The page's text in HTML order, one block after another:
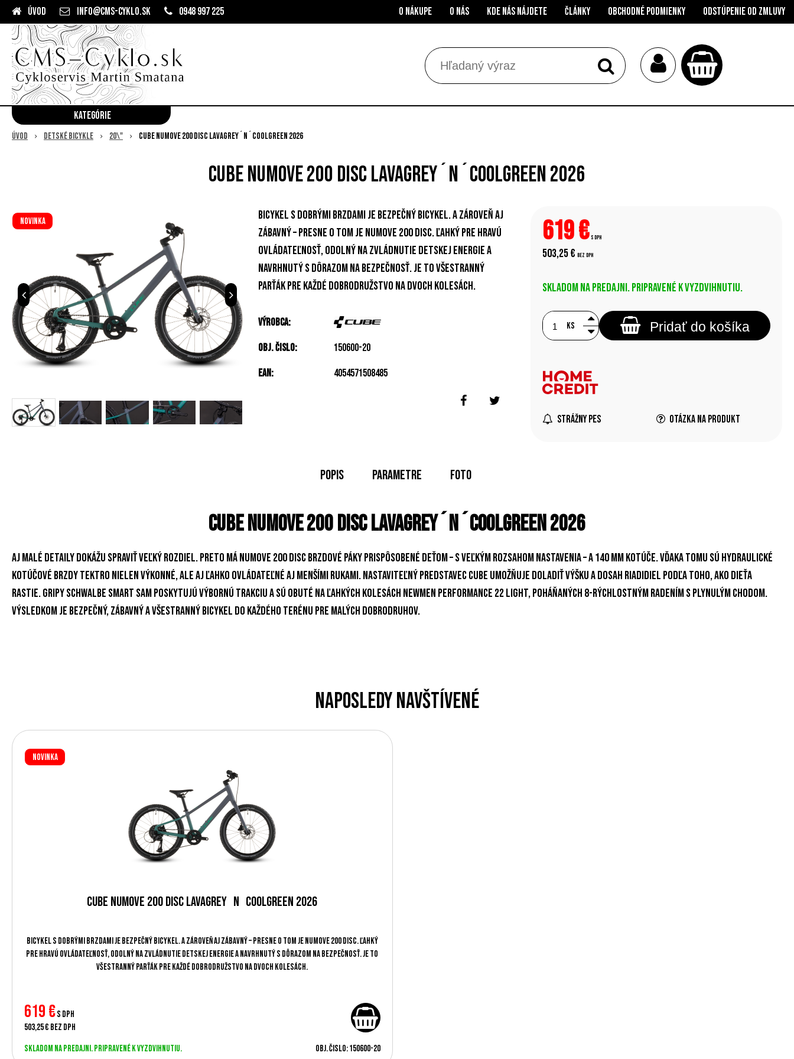
Úvod info@cms-cyklo.sk 0948 997 225 O nákupe O nás Kde nás nájdete Články Obchodné podmienky Odstúpenie od zmluvy
Úvod Detské bicykle 20\" Cube Numove 200 Disc lavagrey´n´coolgreen 2026
Cube Numove 200 Disc lavagrey´n´coolgreen 2026
Novinka 619€ s DPH
503,25 € bez DPH
Skladom na predajni. Pripravené k vyzdvihnutiu.
ks Pridať do košíka
Strážny pes Otázka na produkt
Bicykel s dobrými brzdami je bezpečný bicykel. A zároveň aj
zábavný – presne o tom je Numove 200 Disc. Ľahký pre hravú
ovládateľnosť, odolný na zvládnutie detskej energie a
navrhnutý s dôrazom na bezpečnosť. Je to všestranný
parťák pre každé dobrodružstvo na dvoch kolesách.
Výrobca:
Obj. čislo: 150600-20
EAN: 4054571508485
Popis Parametre Foto
Cube Numove 200 Disc lavagrey´n´coolgreen 2026
Aj malé detaily dokážu spraviť veľký rozdiel. Preto má Numove 200 Disc brzdové páky prispôsobené deťom – s veľkým rozsahom nastavenia – a 140 mm kotúče. Vďaka tomu sú hydraulické
kotúčové brzdy Tektro nielen výkonné, ale aj ľahko ovládateľné aj menšími rukami. Nastaviteľný predstavec CUBE umožňuje doladiť výšku a dosah riadidiel podľa toho, ako dieťa
rastie. Gripy Schwalbe Smart Sam poskytujú výbornú trakciu a sú obuté na ľahkých kolesách Newmen Performance 22 Light, poháňaných 8-rýchlostným radením s plynulým chodom.
Výsledkom je bezpečný, zábavný a všestranný bicykel do každého terénu pre malých dobrodruhov.
Naposledy navštívené
Novinka
Cube Numove 200 Disc lavagrey´n´coolgreen 2026
Bicykel s dobrými brzdami je bezpečný bicykel. A zároveň aj zábavný – presne o tom je Numove 200 Disc. Ľahký
pre hravú ovládateľnosť, odolný na zvládnutie detskej energie a navrhnutý s dôrazom na bezpečnosť. Je to
všestranný parťák pre každé dobrodružstvo na dvoch kolesách.
619 €s DPH
503,25 € bez DPH
Skladom na predajni. Pripravené k vyzdvihnutiu.
Obj. čislo:150600-20
Kategórie